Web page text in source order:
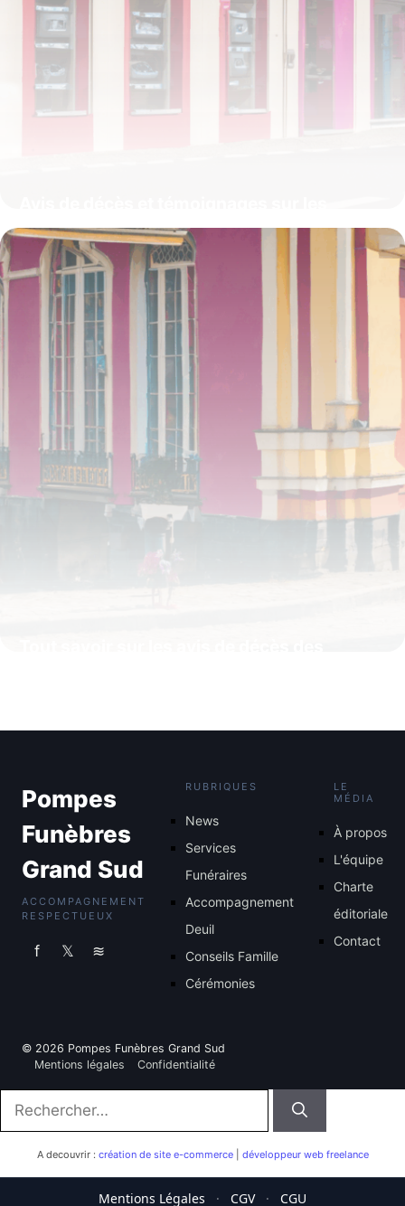
Pompes Funèbres Pagny à Longwy :
service, accompagnement et mémoire
locale
4 juillet 2025
4 juillet 2025
Pompes
Funèbres
Grand Sud
ACCOMPAGNEMENT
RESPECTUEUX
f 𝕏 ≋
RUBRIQUES
News
Services
Funéraires
Accompagnement
Deuil
Conseils Famille
Cérémonies
LE
MÉDIA
À propos
L'équipe
Charte
éditoriale
Contact
© 2026 Pompes Funèbres Grand Sud
Mentions légales
Confidentialité
Rechercher :
A decouvrir : création de site e-commerce| développeur web freelance
Mentions Légales · CGV · CGU